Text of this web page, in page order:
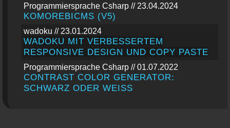
Programmiersprache Csharp // 23.04.2024
KOMOREBICMS (V5)
wadoku // 23.01.2024
WADOKU MIT VERBESSERTEM
RESPONSIVE DESIGN UND COPY PASTE
Programmiersprache Csharp // 01.07.2022
CONTRAST COLOR GENERATOR:
SCHWARZ ODER WEISS